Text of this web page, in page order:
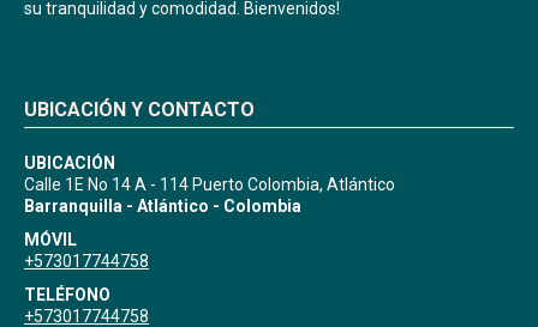
su tranquilidad y comodidad. Bienvenidos!
UBICACIÓN Y CONTACTO
UBICACIÓN
Calle 1E No 14 A - 114 Puerto Colombia, Atlántico
Barranquilla - Atlántico - Colombia
MÓVIL
+573017744758
TELÉFONO
+573017744758